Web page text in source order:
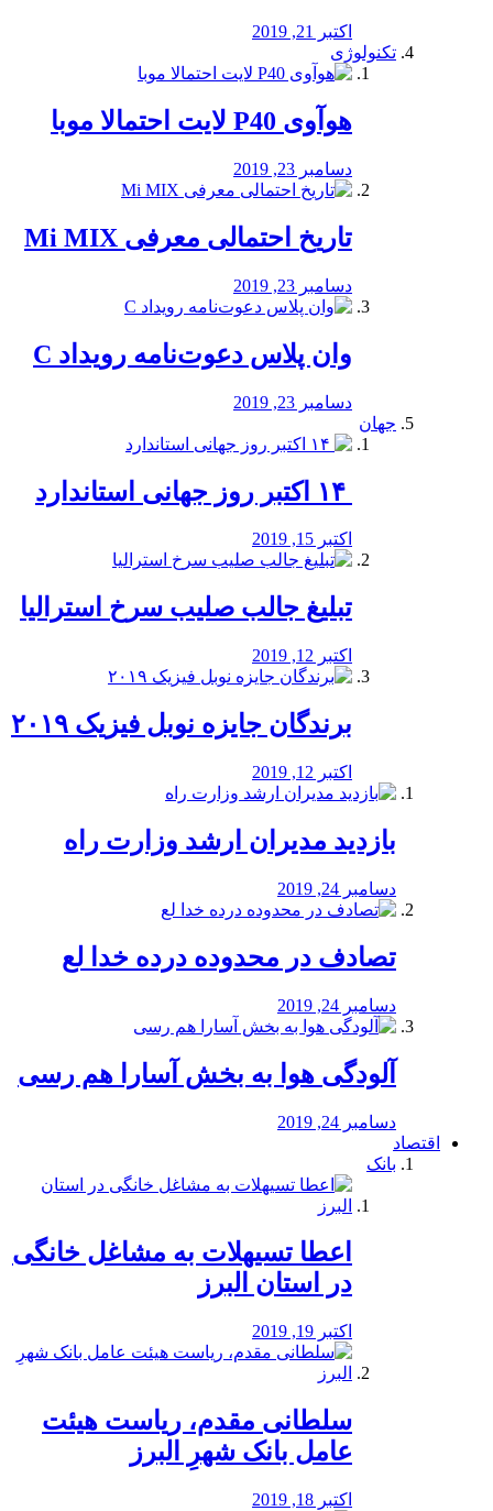
اکتبر 21, 2019
تکنولوژی
هوآوی P40 لایت احتمالا موبا
دسامبر 23, 2019
تاریخ احتمالی معرفی Mi MIX
دسامبر 23, 2019
وان پلاس دعوت‌نامه رویداد C
دسامبر 23, 2019
جهان
اکتبر 15, 2019
تبلیغ جالب صلیب سرخ استرالیا
اکتبر 12, 2019
برندگان جایزه نوبل فیزیک ۲۰۱۹
اکتبر 12, 2019
بازدید مدیران ارشد وزارت راه
دسامبر 24, 2019
تصادف در محدوده درده خدا لع
دسامبر 24, 2019
آلودگی هوا به بخش آسارا هم رسی
دسامبر 24, 2019
اقتصاد
بانک
️اعطا تسیهلات به مشاغل خانگی
در استان البرز
اکتبر 19, 2019
سلطانی مقدم، ریاست هیئت
عامل بانک شهرِ البرز
اکتبر 18, 2019